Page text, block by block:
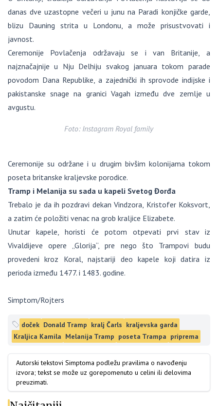
danas dve uzastopne večeri u junu na Paradi konjičke garde,
blizu Dauning strita u Londonu, a može prisustvovati i
javnost.
Ceremonije Povlačenja održavaju se i van Britanije, a
najznačajnije u Nju Delhiju svakog januara tokom parade
povodom Dana Republike, a zajednički ih sprovode indijske i
pakistanske snage na granici Vagah između dve zemlje u
avgustu.
Foto: Instagram Royal family
Ceremonije su održane i u drugim bivšim kolonijama tokom
poseta britanske kraljevske porodice.
Tramp i Melanija su sada u kapeli Svetog Đorđa
Trebalo je da ih pozdravi dekan Vindzora, Kristofer Koksvort,
a zatim će položiti venac na grob kraljice Elizabete.
Unutar kapele, horisti će potom otpevati prvi stav iz
Vivaldijeve opere „Glorija“, pre nego što Trampovi budu
provedeni kroz Koral, najstariji deo kapele koji datira iz
perioda između 1477. i 1483. godine.
Simptom/Rojters
doček Donald Tramp kralj Čarls kraljevska garda
Kraljica Kamila Melanija Tramp poseta Trampa priprema
Autorski tekstovi Simptoma podležu pravilima o navođenju
izvora; tekst se može uz gorepomenuto u celini ili delovima
preuzimati.